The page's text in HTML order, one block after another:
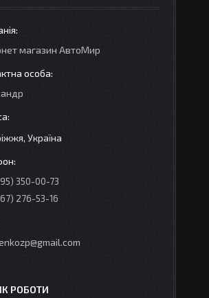
магазин АвтоМир
Україна
350-00-73
276-53-16
РОБОТИ